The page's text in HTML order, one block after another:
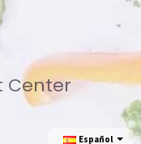
Center
Еspañol